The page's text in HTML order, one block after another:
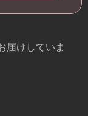
届けしていま